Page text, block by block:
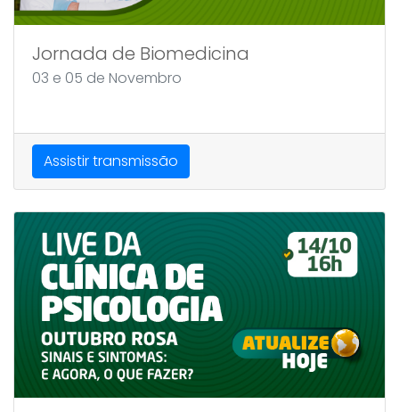
Jornada de Biomedicina
03 e 05 de Novembro
Assistir transmissão